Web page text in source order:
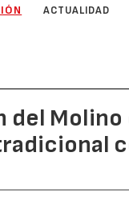
ACTUALIDAD
Molino